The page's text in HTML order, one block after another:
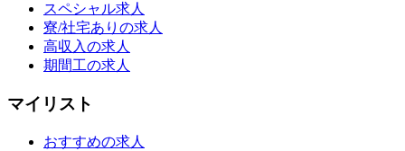
スペシャル求人
寮/社宅ありの求人
高収入の求人
期間工の求人
マイリスト
おすすめの求人